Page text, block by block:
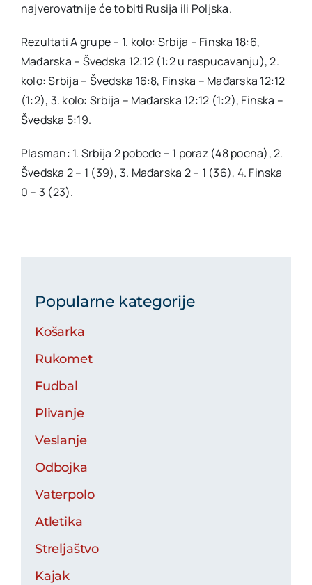
najverovatnije će to biti Rusija ili Poljska.
Rezultati A grupe – 1. kolo: Srbija – Finska 18:6,
Mađarska – Švedska 12:12 (1:2 u raspucavanju), 2.
kolo: Srbija – Švedska 16:8, Finska – Mađarska 12:12
(1:2), 3. kolo: Srbija – Mađarska 12:12 (1:2), Finska –
Švedska 5:19.
Plasman: 1. Srbija 2 pobede – 1 poraz (48 poena), 2.
Švedska 2 – 1 (39), 3. Mađarska 2 – 1 (36), 4. Finska
0 – 3 (23).
Popularne kategorije
Košarka
Rukomet
Fudbal
Plivanje
Veslanje
Odbojka
Vaterpolo
Atletika
Streljaštvo
Kajak